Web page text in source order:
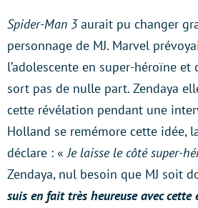
Spider-Man 3aurait pu changer
personnage de MJ. Marvel
l’adolescente en super-héroïne
sort pas de nulle part. Zendaya
cette révélation pendant une
Holland se remémore cette idée,
déclare : «Je laisse le côté super-
Zendaya, nul besoin que MJ soit
suis en fait très heureuse avec cette